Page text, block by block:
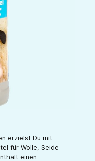
erzielst Du mit
für Wolle, Seide
einen